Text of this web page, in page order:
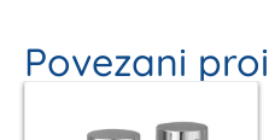
Povezani